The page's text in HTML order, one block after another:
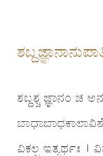
ಶಬ್ದಶ್ಚ ಜ್ಞಾನಂ ಚ
ವಿಕಲ್ಪ ಇತ್ಯರ್ಥಃ